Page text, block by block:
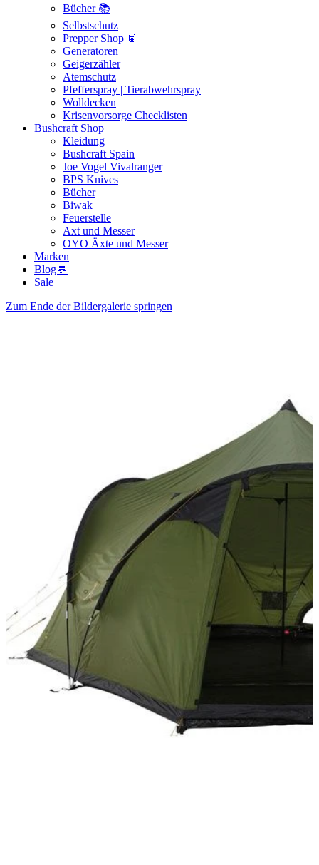
Bücher 📚
Selbstschutz
Prepper Shop 🥫
Generatoren
Geigerzähler
Atemschutz
Pfefferspray | Tierabwehrspray
Wolldecken
Krisenvorsorge Checklisten
Bushcraft Shop
Kleidung
Bushcraft Spain
Joe Vogel Vivalranger
BPS Knives
Bücher
Biwak
Feuerstelle
Axt und Messer
OYO Äxte und Messer
Marken
Blog💬
Sale
Zum Ende der Bildergalerie springen